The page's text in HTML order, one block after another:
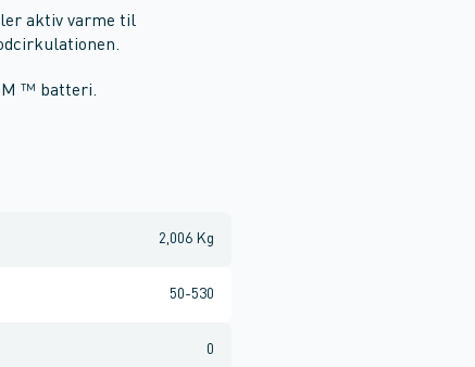
aktiv varme til
™ batteri.
2,006 Kg
50-530
0